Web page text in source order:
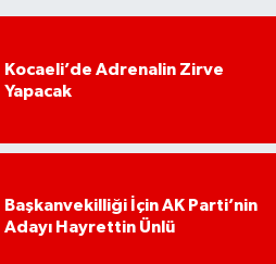
Kocaeli’de Adrenalin Zirve
Yapacak
Başkanvekilliği İçin AK Parti’nin
Adayı Hayrettin Ünlü